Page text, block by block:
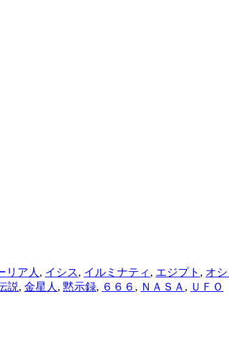
リア人, イシス, イルミナティ , エジプト , オ
説, 金星人, 黙示録, ６６６ , ＮＡＳＡ , ＵＦＯ